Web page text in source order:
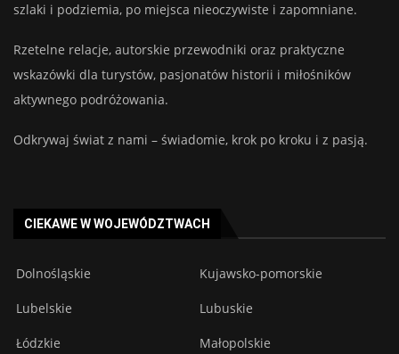
szlaki i podziemia, po miejsca nieoczywiste i zapomniane.
Rzetelne relacje, autorskie przewodniki oraz praktyczne
wskazówki dla turystów, pasjonatów historii i miłośników
aktywnego podróżowania.
Odkrywaj świat z nami – świadomie, krok po kroku i z pasją.
CIEKAWE W WOJEWÓDZTWACH
Dolnośląskie Kujawsko-pomorskie
Lubelskie Lubuskie
Łódzkie Małopolskie